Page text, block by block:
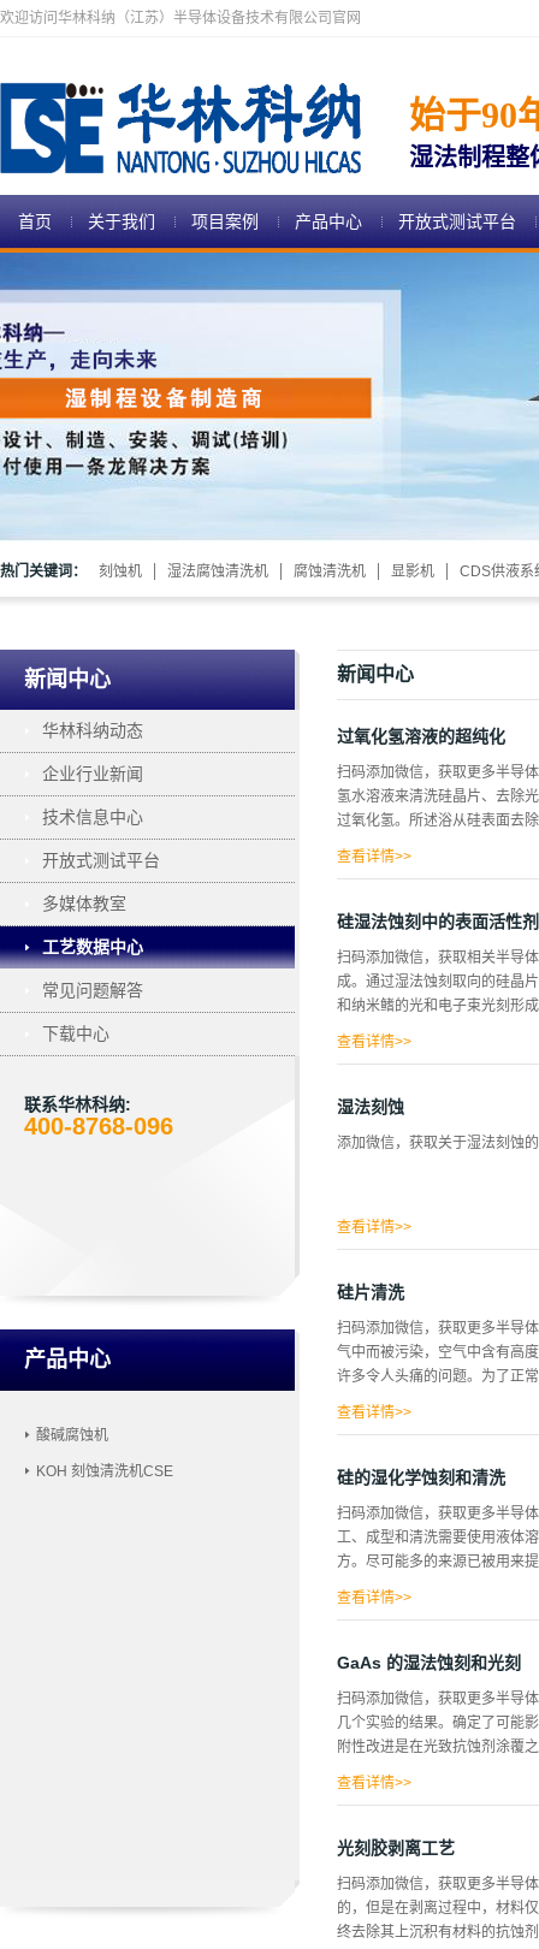
欢迎访问华林科纳（江苏）半导体设备技术有限公司官网
始于90
湿法制程整
首页 关于我们 项目案例 产品中心 开放式测试平台
热门关键词： 刻蚀机 湿法腐蚀清洗机 腐蚀清洗机 显影机 CDS供液系
新闻中心
华林科纳动态
企业行业新闻
技术信息中心
开放式测试平台
多媒体教室
工艺数据中心
常见问题解答
下载中心
联系华林科纳:
400-8768-096
产品中心
酸碱腐蚀机
KOH 刻蚀清洗机CSE
新闻中心
过氧化氢溶液的超纯化
扫码添加微信，获取更多半导
氢水溶液来清洗硅晶片、去除
过氧化氢。所述浴从硅表面去
和材料国际(SEMI)组织是一个
(30文件是适用的[3]，其中六
溶液已经通过传统的纯化技术
因此，需要超纯工艺从标准级
已经证明了这一点，但是还找
查看详情>>
硅湿法蚀刻中的表面活性剂
扫码添加微信，获取相关半导
成。通过湿法蚀刻取向的硅晶
和纳米鳍的光和电子束光刻形
微镜来确定形貌，包括鳍之间
的，也可以是尖角形的，分别
蚀刻形状是底角为54.74°的等
查看详情>>
湿法刻蚀
添加微信，获取关于湿法刻蚀
查看详情>>
硅片清洗
扫码添加微信，获取更多半导
气中而被污染，空气中含有高
许多令人头痛的问题。为了正
的损坏风险。为了最有效地清
到无污染状态。溶剂清洗方法
热至不超过55°c的温度。·一
到，将晶片从甲醇中取出，在
备RCA槽。将RCA容器放在加
查看详情>>
硅的湿化学蚀刻和清洗
扫码添加微信，获取更多半导
工、成型和清洗需要使用液体
方。尽可能多的来源已被用来
面的有机和无机污染物。以下
染物。建议清洗2-10分钟。清
物中的兆频超声波清洗(约70
骤后，需要在去离子水中进行
污染物。HF极其危险，必须小
查看详情>>
GaAs 的湿法蚀刻和光刻
扫码添加微信，获取更多半导
几个实验的结果。确定了可能
附性改进是在光致抗蚀剂涂覆
5200的蒸发金属，不经平面化
常用的方法，如六甲基二硅氮
如用水冲洗晶片的时间长度。
明，基于水滴接触角实验，预
查看详情>>
光刻胶剥离工艺
扫码添加微信，获取更多半导
的，但是在剥离过程中，材料
终去除其上沉积有材料的抗蚀